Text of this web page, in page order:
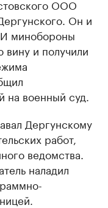
ООО
Он и
минобороны
вину и получили
военный суд.
Дергунскому
работ,
ведомства.
наладил